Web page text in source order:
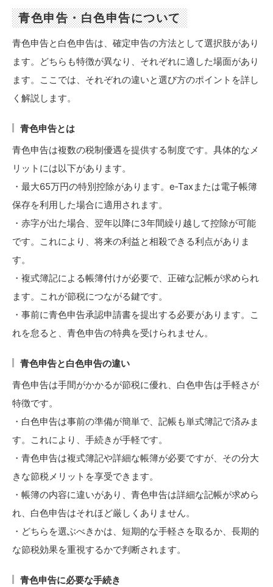
青色申告・白色申告について
青色申告と白色申告は、確定申告の方法として選択肢があり
ます。どちらも特徴が異なり、それぞれに適した場面があり
ます。ここでは、それぞれの違いと選び方のポイントを詳し
く解説します。
青色申告とは
青色申告は複数の税制優遇を提供する制度です。具体的なメ
リットには以下があります。
・最大65万円の特別控除があります。e‑Taxまたは電子帳簿
保存を利用した場合に適用されます。
・赤字が出た場合、翌年以降に3年間繰り越して控除が可能
です。これにより、将来の利益と相殺できる利点がありま
す。
・複式簿記による帳簿付けが必要で、正確な記帳が求められ
ます。これが節税につながる鍵です。
・事前に青色申告承認申請書を提出する必要があります。こ
れを怠ると、青色申告の特典を受けられません。
青色申告と白色申告の違い
青色申告は手間がかかるが節税に優れ、白色申告は手軽さが
特徴です。
・白色申告は事前の準備が簡単で、記帳も単式簿記で済みま
す。これにより、手続きが手軽です。
・青色申告は複式簿記や詳細な帳簿が必要ですが、その分大
きな節税メリットを享受できます。
・帳簿の内容に違いがあり、青色申告は詳細な記帳が求めら
れ、白色申告はそれほど厳しくありません。
・どちらを選ぶべきかは、短期的な手軽さを取るか、長期的
な節税効果を重視するかで判断されます。
青色申告に必要な手続き